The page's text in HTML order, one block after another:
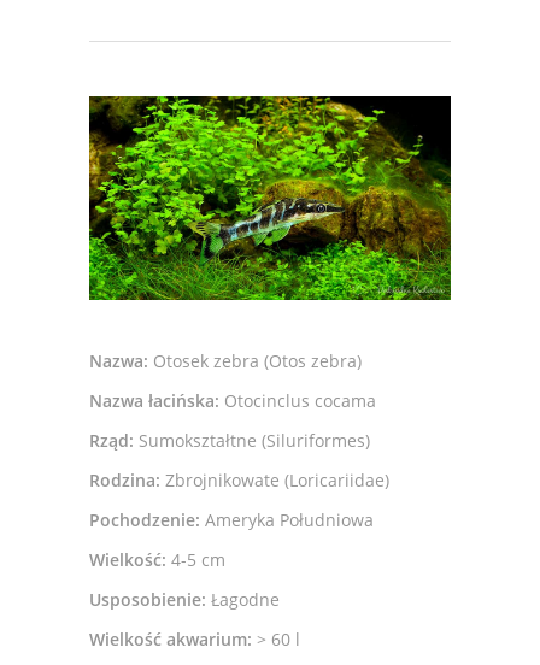
Nazwa: Otosek zebra (Otos zebra)
Nazwa łacińska: Otocinclus cocama
Rząd: Sumokształtne (Siluriformes)
Rodzina: Zbrojnikowate (Loricariidae)
Pochodzenie: Ameryka Południowa
Wielkość: 4-5 cm
Usposobienie: Łagodne
Wielkość akwarium: > 60 l